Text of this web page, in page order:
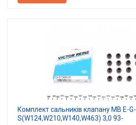
Комплект сальників клапану MB E-G-
S(W124,W210,W140,W463) 3,0 93-